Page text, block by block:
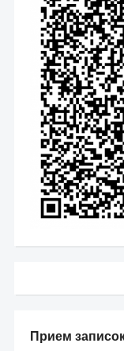
Прием